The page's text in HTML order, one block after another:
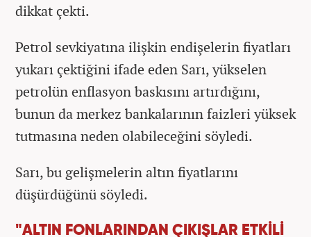
dikkat çekti.
Petrol sevkiyatına ilişkin endişelerin fiyatları
yukarı çektiğini ifade eden Sarı, yükselen
petrolün enflasyon baskısını artırdığını,
bunun da merkez bankalarının faizleri yüksek
tutmasına neden olabileceğini söyledi.
Sarı, bu gelişmelerin altın fiyatlarını
düşürdüğünü söyledi.
"ALTIN FONLARINDAN ÇIKIŞLAR ETKİLİ